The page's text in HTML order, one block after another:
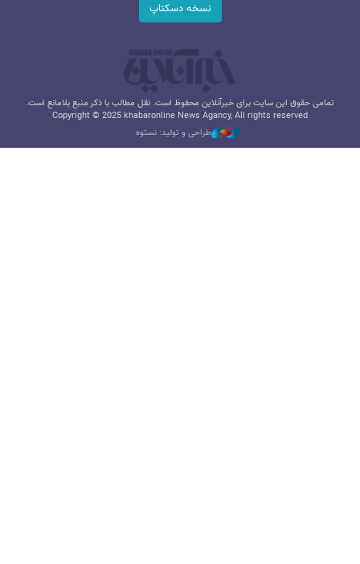
نسخه دسکتاپ
تمامی حقوق این سایت برای خبرآنلاین محفوظ است. نقل مطالب با ذکر منبع بلامانع است.
Copyright © 2025 khabaronline News Agancy, All rights reserved
طراحی و تولید: نستوه